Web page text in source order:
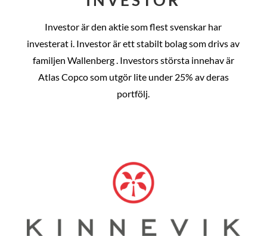
Investor är den aktie som flest svenskar har
investerat i. Investor är ett stabilt bolag som drivs av
familjen Wallenberg . Investors största innehav är
Atlas Copco som utgör lite under 25% av deras
portfölj.